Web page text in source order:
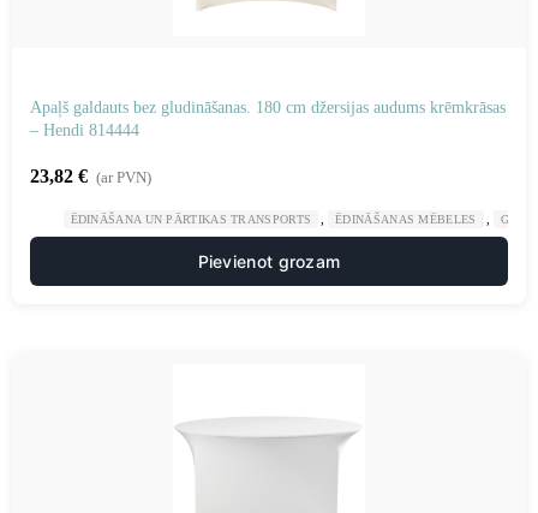
Apaļš galdauts bez gludināšanas. 180 cm džersijas audums krēmkrāsas
– Hendi 814444
23,82 € (ar PVN)
ĒDINĀŠANA UN PĀRTIKAS TRANSPORTS ĒDINĀŠANAS MĒBELES
Pievienot grozam